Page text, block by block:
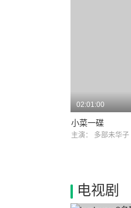
02:01:00
小菜一碟
主演： 多部未华子
电视剧